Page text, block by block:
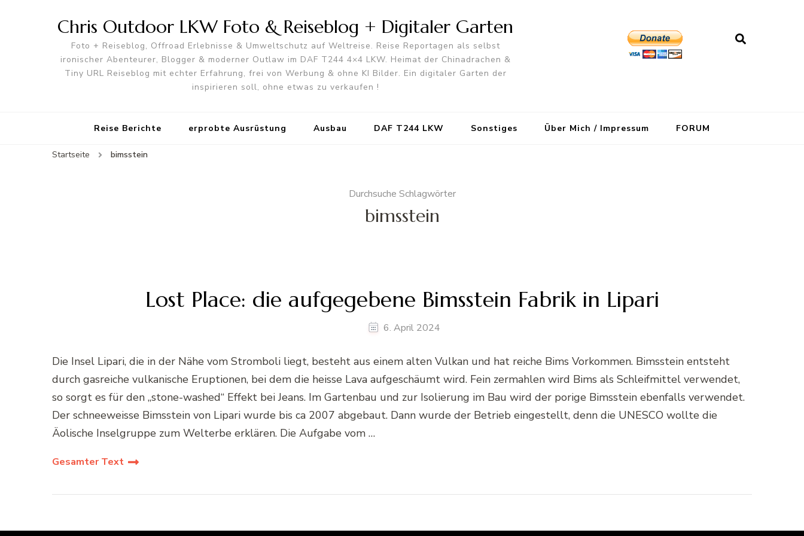
Chris Outdoor LKW Foto & Reiseblog + Digitaler Garten
Foto + Reiseblog, Offroad Erlebnisse & Umweltschutz auf Weltreise. Reise Reportagen als selbst
ironischer Abenteurer, Blogger & moderner Outlaw im DAF T244 4×4 LKW. Heimat der Chinadrachen &
Tiny URL Reiseblog mit echter Erfahrung, frei von Werbung & ohne KI Bilder. Ein digitaler Garten der
inspirieren soll, ohne etwas zu verkaufen !
Reise Berichte erprobte Ausrüstung Ausbau DAF T244 LKW Sonstiges Über Mich / Impressum FORUM
Startseite bimsstein
Durchsuche Schlagwörter
bimsstein
Lost Place: die aufgegebene Bimsstein Fabrik in Lipari
6. April 2024
Die Insel Lipari, die in der Nähe vom Stromboli liegt, besteht aus einem alten Vulkan und hat reiche Bims Vorkommen. Bimsstein entsteht
durch gasreiche vulkanische Eruptionen, bei dem die heisse Lava aufgeschäumt wird. Fein zermahlen wird Bims als Schleifmittel verwendet,
so sorgt es für den „stone-washed“ Effekt bei Jeans. Im Gartenbau und zur Isolierung im Bau wird der porige Bimsstein ebenfalls verwendet.
Der schneeweisse Bimsstein von Lipari wurde bis ca 2007 abgebaut. Dann wurde der Betrieb eingestellt, denn die UNESCO wollte die
Äolische Inselgruppe zum Welterbe erklären. Die Aufgabe vom …
Gesamter Text